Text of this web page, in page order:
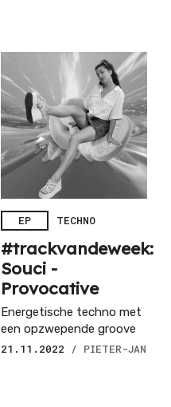
EP TECHNO
#trackvandeweek:
Souci -
Provocative
Energetische techno met
een opzwepende groove
21.11.2022
/ PIETER-JAN